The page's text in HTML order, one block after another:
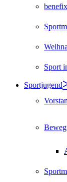
Sport
Sportjugend